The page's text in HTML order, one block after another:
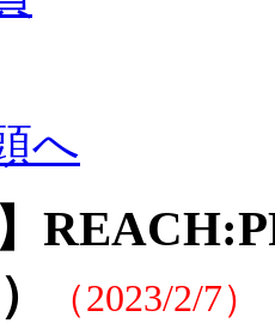
へ
】
（2023/2/7）